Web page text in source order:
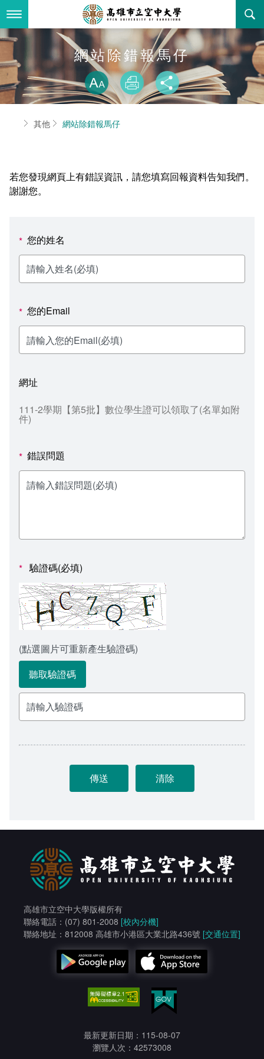
到
要
內最新消息
全部公告
教務公告
學系公告
活動研習
歷史訊息
新聞媒體專區
校園行事曆
報名系統
線上報名查詢
關於本校
空大簡介
立案證明
空大有利的學習條件
環境設備
本校位置
資訊圖像化專區
活動花絮
影音資訊
行政單位
行政單位簡介
校長室
教務處課務組
學習指導中心
輔導處
研發處
秘書處出納組
秘書處文書組
教學媒體處
電算中心
會計室
人事室
學術單位
通識教育中心
法律學系
大眾傳播學系
外國語文學系
文化藝術學系
健康管理與促進學系
其他好站
資訊相關法規
校務資訊
新生報名
在學資訊
校務系統
課程大綱
網路選課
校園行事曆
校內系統
資訊服務線上報修系統
消耗品申請
教室‧會議室預約系統
線上報修最新消息
問卷調查
法令規章
政府公開資訊
常見問答
意見信箱
各單位意見信箱
諮詢信箱進度查詢
影音資訊
網站除錯報馬仔
略過字型切
放大
列印 分享
首頁其他 網站除錯報馬仔
若您發現網頁上有錯誤資訊，請您填寫回報資料告知我們。
謝謝您。
* 您的姓名
* 您的Email
網址
111-2學期【第5批】數位學生證可以領取了(名單如附
件)​
* 錯誤問題
* 驗證碼(必填)
(點選圖片可重新產生驗證碼)
聽取驗證碼
高雄市立空中大學版權所有
聯絡電話：(07) 801-2008 [校內分機]
聯絡地址：812008 高雄市小港區大業北路436號 [交通位置]
最新更新日期：115-08-07
瀏覽人次：42573008